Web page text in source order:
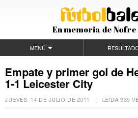
En memoria de
MENÚ
Empate y primer gol de
1-1 Leicester City
JUEVES, 14 DE JULIO DE 2011 | LEÍDA 935